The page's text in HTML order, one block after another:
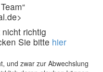
richtig
Sie bitte hier
und zwar zur Abwechslung